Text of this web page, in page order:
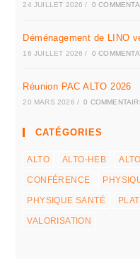
24 JUILLET 2026 / 0
Déménagement de LINO
16 JUILLET 2026 / 0
Réunion PAC ALTO 2026
20 MARS 2026 / 0
CATÉGORIES
ALTO ALTO-HEB
CONFÉRENCE
PHYSIQUE SANTÉ
VALORISATION